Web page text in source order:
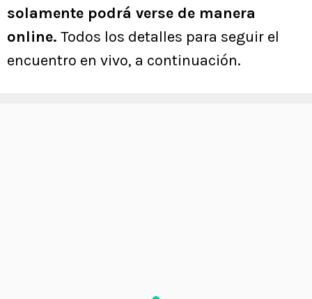
solamente podrá verse de manera
online. Todos los detalles para seguir el
encuentro en vivo, a continuación.